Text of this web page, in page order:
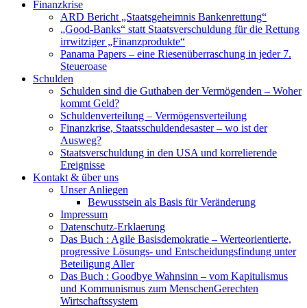
Finanzkrise
ARD Bericht „Staatsgeheimnis Bankenrettung“
„Good-Banks“ statt Staatsverschuldung für die Rettung
irrwitziger „Finanzprodukte“
Panama Papers – eine Riesenüberraschung in jeder 7.
Steueroase
Schulden
Schulden sind die Guthaben der Vermögenden – Woher
kommt Geld?
Schuldenverteilung – Vermögensverteilung
Finanzkrise, Staatsschuldendesaster – wo ist der
Ausweg?
Staatsverschuldung in den USA und korrelierende
Ereignisse
Kontakt & über uns
Unser Anliegen
Bewusstsein als Basis für Veränderung
Impressum
Datenschutz-Erklaerung
Das Buch : Agile Basisdemokratie – Werteorientierte,
progressive Lösungs- und Entscheidungsfindung unter
Beteiligung Aller
Das Buch : Goodbye Wahnsinn – vom Kapitulismus
und Kommunismus zum MenschenGerechten
Wirtschaftssystem